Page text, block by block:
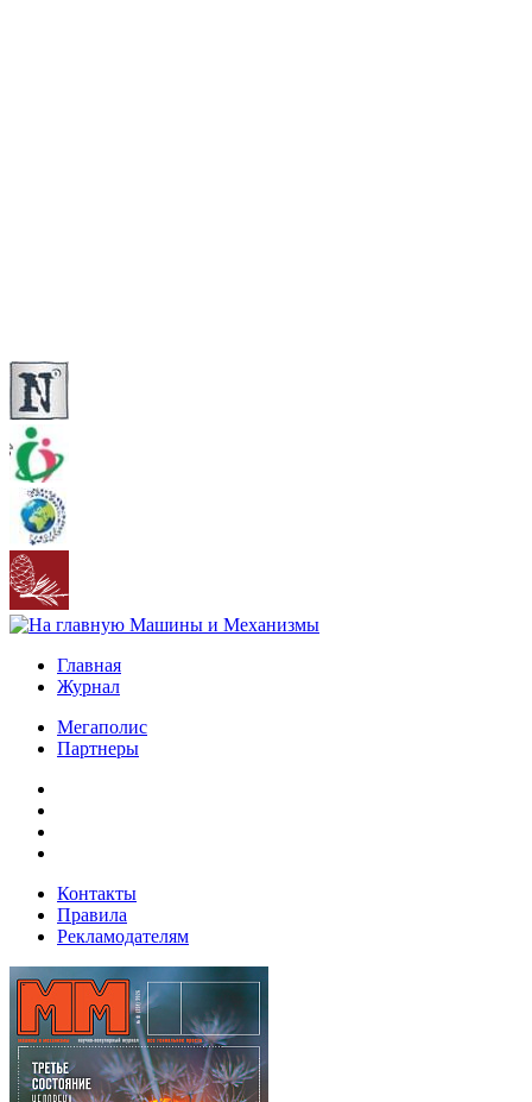
Главная
Журнал
Мегаполис
Партнеры
Контакты
Правила
Рекламодателям